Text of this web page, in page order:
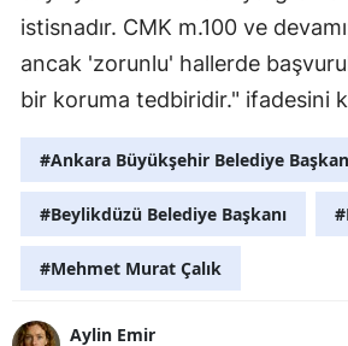
istisnadır. CMK m.100 ve
ancak 'zorunlu' hallerde
bir koruma tedbiridir." ifadesini
#Ankara Büyükşehir Belediye
#Beylikdüzü Belediye Başkanı
#Mehmet Murat Çalık
Aylin Emir